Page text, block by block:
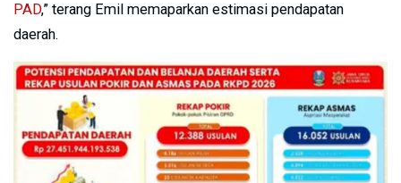
PAD,” terang Emil memaparkan estimasi pendapatan
daerah.